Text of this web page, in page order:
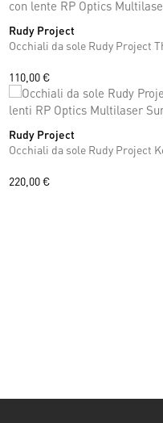
ONE SIZE
Rudy Project
110,00 €
ONE SIZE
Rudy Project
220,00 €